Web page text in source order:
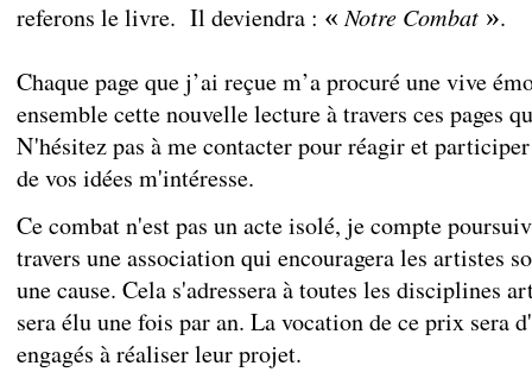
referons le livre. Il deviendra : « Notre Combat ».
Chaque page que j’ai reçue m’a procuré une vive
ensemble cette nouvelle lecture à travers ces pages
N'hésitez pas à me contacter pour réagir et
de vos idées m'intéresse.
Ce combat n'est pas un acte isolé, je compte
travers une association qui encouragera les artistes
une cause. Cela s'adressera à toutes les disciplines
sera élu une fois par an. La vocation de ce prix sera
engagés à réaliser leur projet.